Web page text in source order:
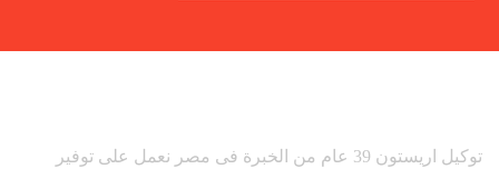
توكيل اريستون 39 عام من الخبرة فى مصر نعمل على توفير